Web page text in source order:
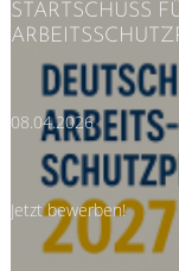
STARTSCHUSS
08.04.2026
Jetzt bewerben!